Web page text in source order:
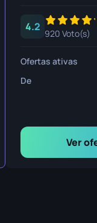
4.2
920 Voto(s)
Ofertas ativas
De
Ver